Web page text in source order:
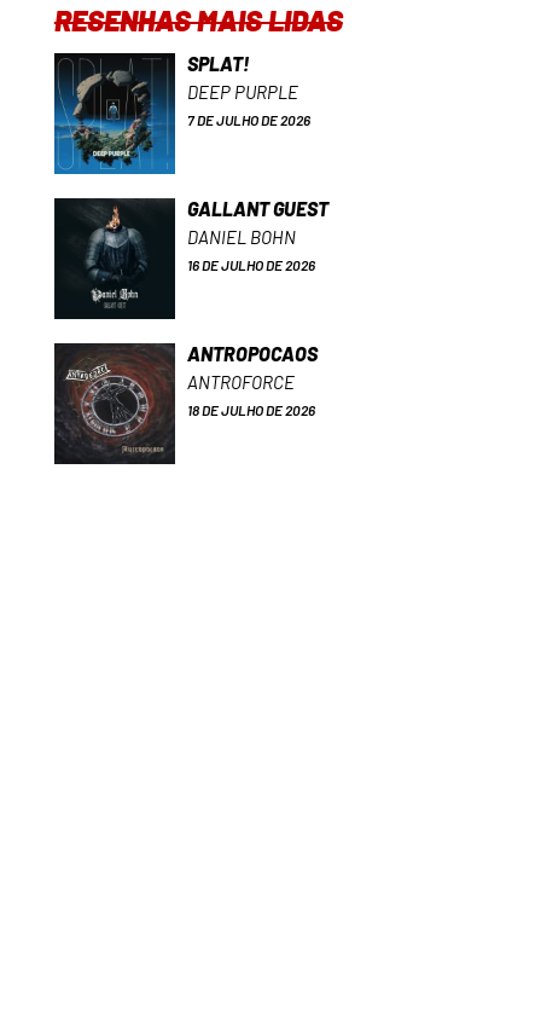
RESENHAS MAIS LIDAS
SPLAT!
DEEP PURPLE
7 DE JULHO DE 2026
GALLANT GUEST
DANIEL BOHN
16 DE JULHO DE 2026
ANTROPOCAOS
ANTROFORCE
18 DE JULHO DE 2026